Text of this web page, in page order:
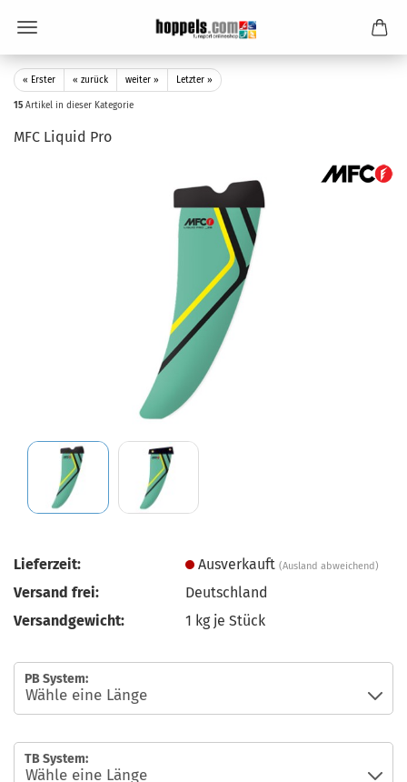
« Erster « zurück weiter » Letzter »
15 Artikel in dieser Kategorie
MFC Liquid Pro
Lieferzeit: Ausverkauft(Ausland abweichend)
Versand frei:
Deutschland
Versandgewicht:
1 kg je Stück
PB System:
TB System: